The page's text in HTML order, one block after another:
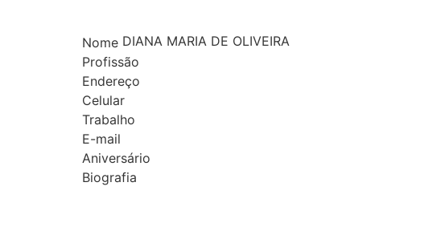
Nome DIANA MARIA DE OLIVEIRA
Profissão
Endereço
Celular
Trabalho
E-mail
Aniversário
Biografia